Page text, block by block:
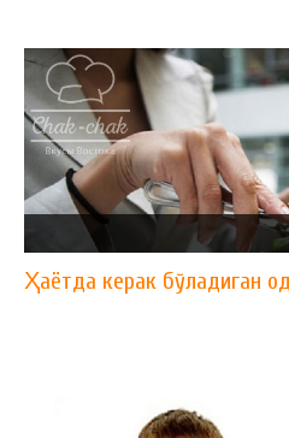
Ҳаётда керак бўладиган